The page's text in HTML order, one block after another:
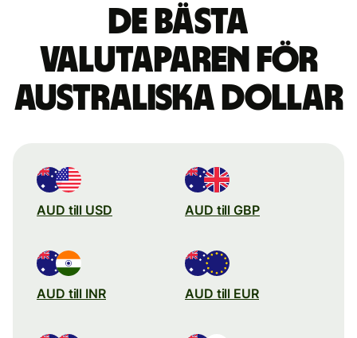
De bästa
valutaparen för
australiska dollar
AUD till USD AUD till GBP
AUD till INR AUD till EUR